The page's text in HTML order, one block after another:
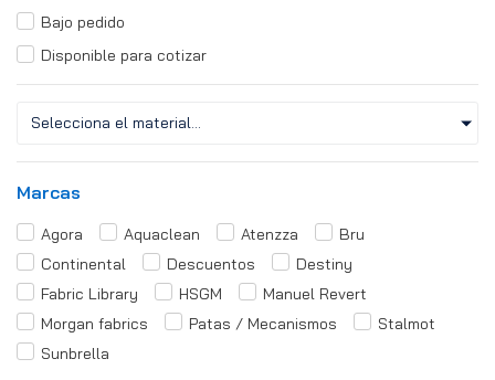
Bajo pedido
Disponible para cotizar
Selecciona el material...
Marcas
Agora Aquaclean Atenzza
Bru
Continental
Descuentos
Destiny
Fabric Library
HSGM
Manuel Revert
Morgan fabrics
Patas / Mecanismos
Stalmot
Sunbrella